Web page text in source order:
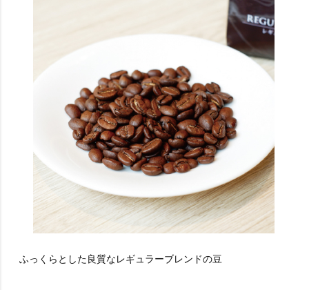
ふっくらとした良質なレギュラーブレンドの豆